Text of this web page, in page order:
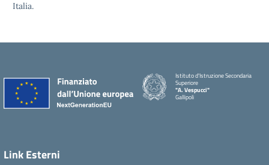
Italia.
Istituto d'Istruzione Secondaria
Superiore
"A. Vespucci"
Gallipoli
Link Esterni